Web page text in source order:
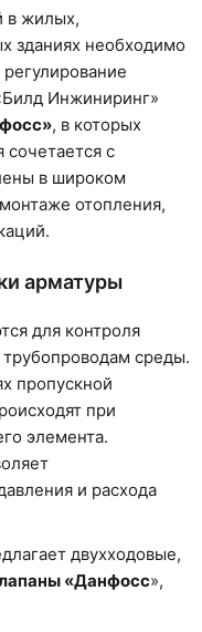
в жилых,
зданиях необходимо
Инжиниринг»
, в которых
сочетается с
в широком
отопления,
арматуры
для контроля
среды.
пропускной
при
элемента.
и расхода
двухходовые,
«Данфосс»,